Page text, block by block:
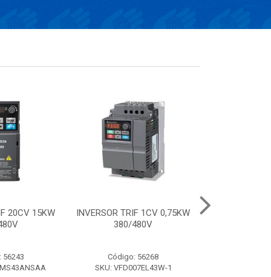
20CV 15KW
56243
INVERSOR TRIF 1CV 0,75KW
380/480V
Código: 56268
SKU: VFD007EL43W-1